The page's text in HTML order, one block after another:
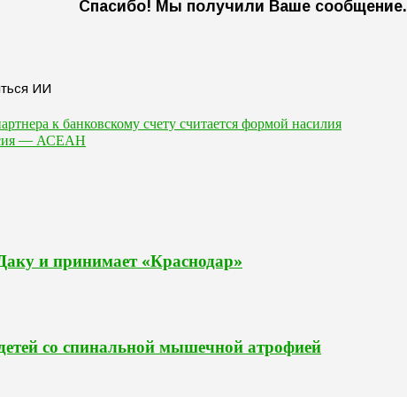
Спасибо! Мы получили Ваше сообщение.
к банковскому счету считается формой насилия
— АСЕАН
и принимает «Краснодар»
со спинальной мышечной атрофией